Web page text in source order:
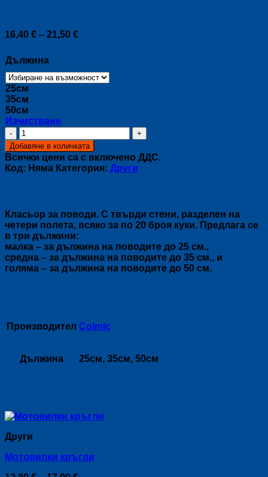
16,40 € – 21,50 €Price
21,50 €
Дължина
25см
35см
50см
Изчистване
количество
за
Класьор
за
поводи
Добавяне в количката
Всички цени са с включено ДДС.
Код: Няма Категория: Други
Класьор за поводи. С твърди стени, разделен на
четери полета, всяко за по 20 броя куки. Предлага се
в три дължини:
малка – за дължина на поводите до 25 см.,
средна – за дължина на поводите до 35 см., и
голяма – за дължина на поводите до 50 см.
Производител Colmic
Дължина 25см, 35см, 50см
Други
Мотовилки кръгли